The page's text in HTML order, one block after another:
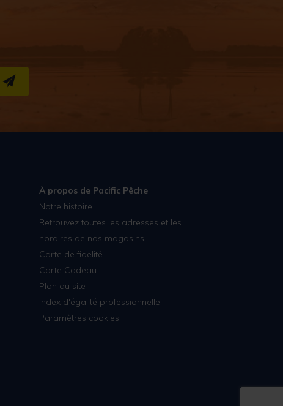
S''INSCRIRE
À propos de Pacific Pêche
Notre histoire
Retrouvez toutes les adresses et les
horaires de nos magasins
Carte de fidelité
Carte Cadeau
Plan du site
Index d'égalité professionnelle
Paramètres cookies